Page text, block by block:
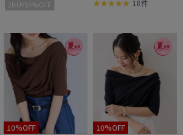
2BUY10%OFF
バー
18件
10%OFF
10%OFF